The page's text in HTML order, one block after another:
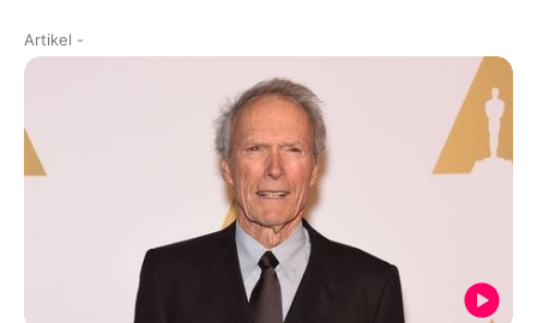
Artikel -